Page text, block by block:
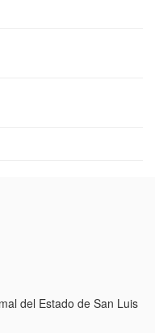
del Estado de San Luis